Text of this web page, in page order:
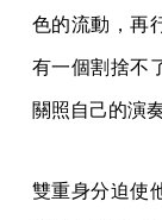
色的流動，再
有一個割捨不
關照自己的演奏
雙重身分迫使